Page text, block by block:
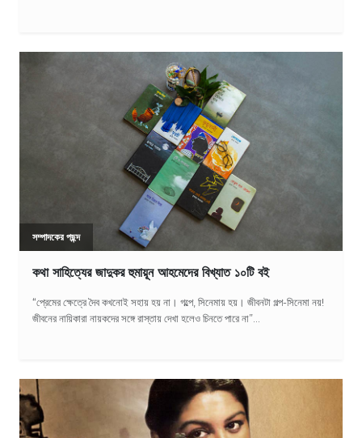
সম্পাদকের পছন্দ
কথা সাহিত্যের জাদুকর হুমায়ূন আহমেদের বিখ্যাত ১০টি বই
“প্রেমের ক্ষেত্রে দৈব কখনোই সহায় হয় না। গল্পে, সিনেমায় হয়। জীবনটা গল্প-সিনেমা নয়!
জীবনের নায়িকারা নায়কদের সঙ্গে রাস্তায় দেখা হলেও চিনতে পারে না”...